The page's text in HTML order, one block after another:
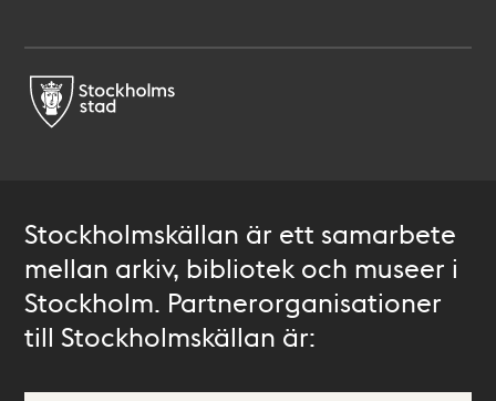
Stockholmskällan är ett samarbete
mellan arkiv, bibliotek och museer i
Stockholm. Partnerorganisationer
till Stockholmskällan är: